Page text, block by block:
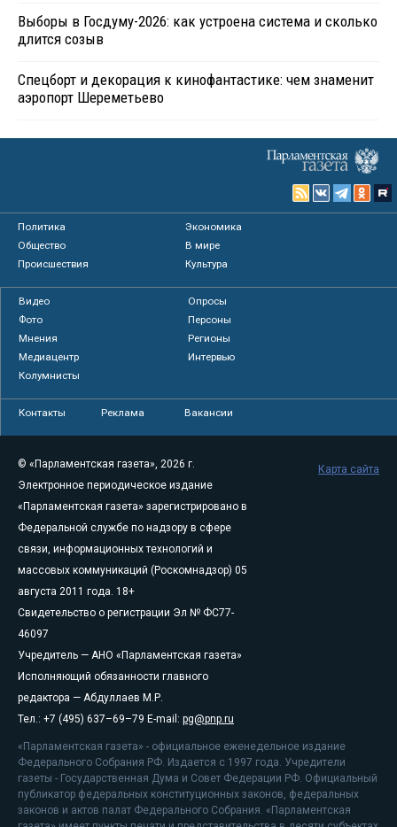
Выборы в Госдуму-2026: как устроена система и сколько
длится созыв
Спецборт и декорация к кинофантастике: чем знаменит
аэропорт Шереметьево
Политика
Экономика
Общество
В мире
Происшествия
Культура
Видео
Опросы
Фото
Персоны
Мнения
Регионы
Медиацентр
Интервью
Колумнисты
Контакты Реклама Вакансии
© «Парламентская газета», 2026 г.
Электронное периодическое издание
«Парламентская газета» зарегистрировано в
Федеральной службе по надзору в сфере
связи, информационных технологий и
массовых коммуникаций (Роскомнадзор) 05
августа 2011 года. 18+
Свидетельство о регистрации Эл № ФС77-
46097
Учредитель — АНО «Парламентская газета»
Исполняющий обязанности главного
редактора — Абдуллаев М.Р.
Тел.: +7 (495) 637–69–79 E-mail: pg@pnp.ru
«Парламентская газета» - официальное еженедельное издание
Федерального Собрания РФ. Издается с 1997 года. Учредители
газеты - Государственная Дума и Совет Федерации РФ. Официальный
публикатор федеральных конституционных законов, федеральных
законов и актов палат Федерального Собрания. «Парламентская
Карта сайта